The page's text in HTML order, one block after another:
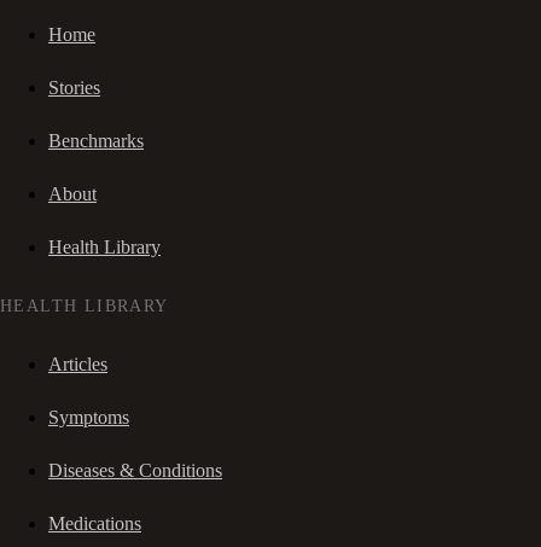
Home
Stories
Benchmarks
About
Health Library
HEALTH LIBRARY
Articles
Symptoms
Diseases & Conditions
Medications